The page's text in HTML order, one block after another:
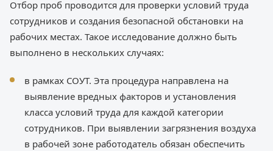
Отбор проб проводится для проверки условий труда
сотрудников и создания безопасной обстановки на
рабочих местах. Такое исследование должно быть
выполнено в нескольких случаях:
в рамках СОУТ. Эта процедура направлена на
выявление вредных факторов и установления
класса условий труда для каждой категории
сотрудников. При выявлении загрязнения воздуха
в рабочей зоне работодатель обязан обеспечить